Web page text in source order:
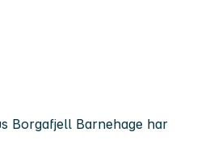
Borgafjell Barnehage har